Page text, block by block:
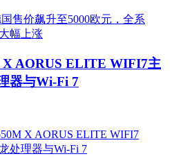
X AORUS ELITE WIFI7主
器与Wi-Fi 7